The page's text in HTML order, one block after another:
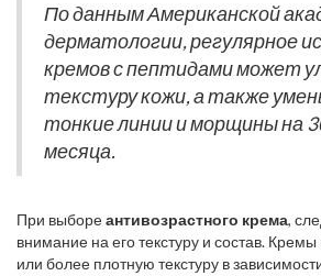
антивозрастной агент, стимулирующий
способствующий обновлению клеток
кремтакже нередко содержит
витамин С и Е, которые защищают кожу от
окружающей среды, нейтрализуя
избежать их вредного влияния.
ключевую роль в долгосрочной поддержке
предотвращении фотостарения.
гидратацию и повышение упругости.
выглядит более гладкой и излучает
Гиалуроновая кислота так популярна, что
золото стандартом увлажнения в
забывать о наличии пептидов в
цепочки аминокислот способствуют
уменьшать выраженность морщин, что
По данным Американской
дерматологии, регулярное
кремов с пептидами может
текстуру кожи, а также
тонкие линии и морщины на
месяца.
При выбореантивозрастного крема,
внимание на его текстуру и состав.
или более плотную текстуру в